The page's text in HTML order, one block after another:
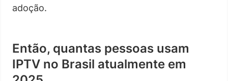
adoção.
Então, quantas pessoas usam
IPTV no Brasil atualmente em